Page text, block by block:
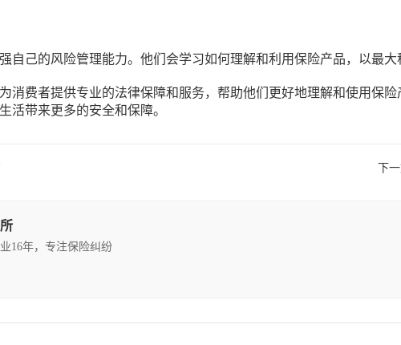
自己的风险管理能力。他们会学习如何理解和利用保险产品，以最大
消费者提供专业的法律保障和服务，帮助他们更好地理解和使用保
活带来更多的安全和保障。
下
16年，专注保险纠纷